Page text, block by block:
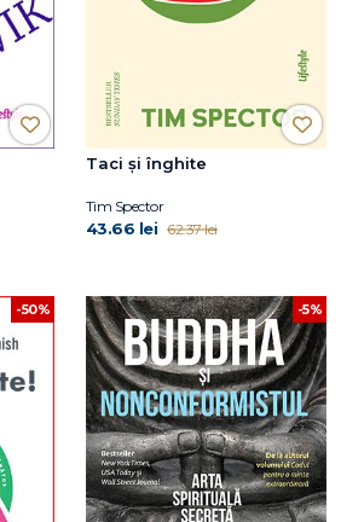
Taci și înghite
Tim Spector
43.66 lei 62.37 lei
-50% -5%